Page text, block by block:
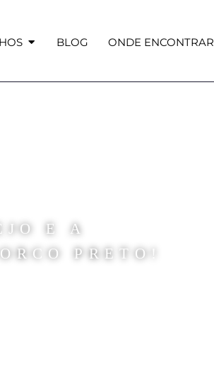
BLOG ONDE ENCONTRAR
E A
PRETO!